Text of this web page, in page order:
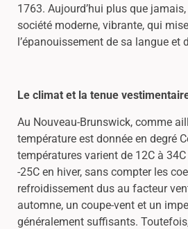
1763. Aujourd’hui plus que jamais,
société moderne, vibrante, qui
l’épanouissement de sa langue et
Le climat et la tenue
Au Nouveau-Brunswick, comme
température est donnée en degré
températures varient de 12C à 34C
-25C en hiver, sans compter les
refroidissement dus au facteur
automne, un coupe-vent et un
généralement suffisants.